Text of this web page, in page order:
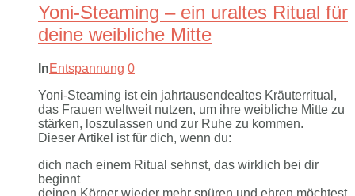
Yoni-Steaming – ein uraltes Ritual für
deine weibliche Mitte
InEntspannung 0
Yoni-Steaming ist ein jahrtausendealtes Kräuterritual,
das Frauen weltweit nutzen, um ihre weibliche Mitte zu
stärken, loszulassen und zur Ruhe zu kommen.
Dieser Artikel ist für dich, wenn du:
dich nach einem Ritual sehnst, das wirklich bei dir
beginnt
deinen Körper wieder mehr spüren und ehren möchtest